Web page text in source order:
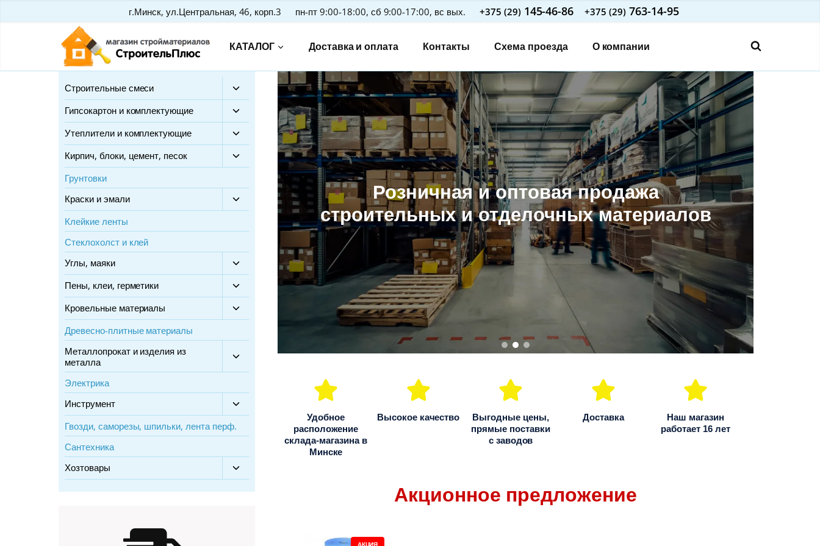
содержимому
г.Минск, ул.Центральная, 46, корп.3 пн-пт 9:00-18:00, сб 9:00-17:00, вс вых. +375 (29) 145-46-86 +375 (29) 763-14-95
КАТАЛОГ Доставка и оплата Контакты Схема проезда О компании
Розничная и оптовая продажа
строительных и отделочных материалов
Удобное
расположение
склада-магазина в
Минске
Высокое качество
Выгодные цены,
прямые поставки
с заводов
Доставка
Наш магазин
работает 16 лет
Акционное предложение
АКЦИЯП
Строительные смеси
Переключить
дочернее
меню
Гипсокартон и комплектующие
Переключить
дочернее
меню
Утеплители и комплектующие
Переключить
дочернее
меню
Кирпич, блоки, цемент, песок
Переключить
дочернее
меню
Грунтовки
Краски и эмали
Переключить
дочернее
меню
Клейкие ленты
Стеклохолст и клей
Углы, маяки
Переключить
дочернее
меню
Пены, клеи, герметики
Переключить
дочернее
меню
Кровельные материалы
Переключить
дочернее
меню
Древесно-плитные материалы
Металлопрокат и изделия из
металла
Переключить
Электрика
Инструмент
Переключить
дочернее
меню
Гвозди, саморезы, шпильки, лента перф.
Сантехника
Хозтовары
Переключить
дочернее